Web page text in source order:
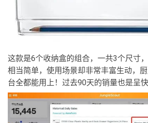
这款是6个收纳盒的组合，一共3个尺寸
相当简单，使用场景却非常丰富生动，
台全都能用上！过去90天的销量也是呈